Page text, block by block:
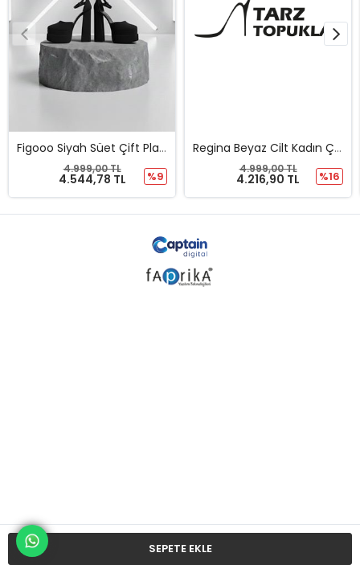
SEPETE EKLE
Figooo Siyah Süet Çift Platformlu Kalın Topuklu Kadın Ayakkabı / Bilekten Bağlamalı Küt Burun
4.544,78 TL
4.999,00 TL
Regina Beyaz Cilt Kadın Çift Platform Özel Tasarım Topuklu Ayakkabı
4.216,90 TL
4.999,00 TL
%16